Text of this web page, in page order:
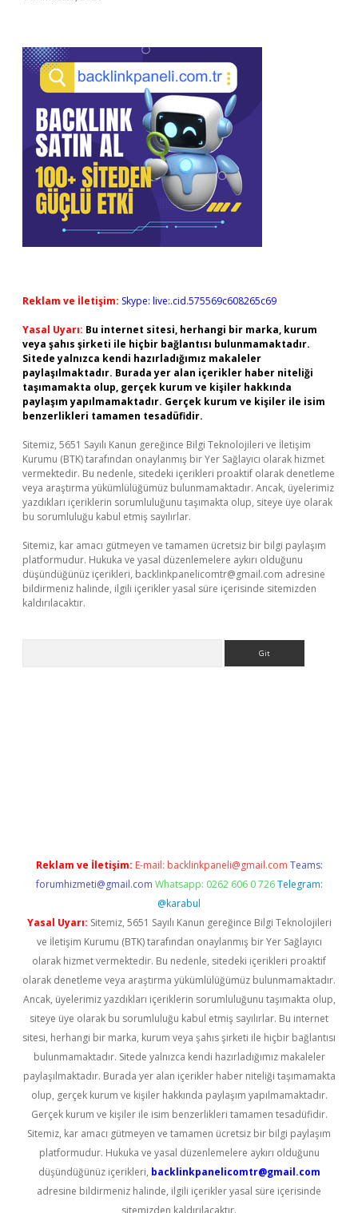
Reklam ve İletişim: Skype: live:.cid.575569c608265c69
Yasal Uyarı: Bu internet sitesi, herhangi bir marka, kurum
veya şahıs şirketi ile hiçbir bağlantısı bulunmamaktadır.
Sitede yalnızca kendi hazırladığımız makaleler
paylaşılmaktadır. Burada yer alan içerikler haber niteliği
taşımamakta olup, gerçek kurum ve kişiler hakkında
paylaşım yapılmamaktadır. Gerçek kurum ve kişiler ile isim
benzerlikleri tamamen tesadüfidir.
Sitemiz, 5651 Sayılı Kanun gereğince Bilgi Teknolojileri ve İletişim
Kurumu (BTK) tarafından onaylanmış bir Yer Sağlayıcı olarak hizmet
vermektedir. Bu nedenle, sitedeki içerikleri proaktif olarak denetleme
veya araştırma yükümlülüğümüz bulunmamaktadır. Ancak, üyelerimiz
yazdıkları içeriklerin sorumluluğunu taşımakta olup, siteye üye olarak
bu sorumluluğu kabul etmiş sayılırlar.
Sitemiz, kar amacı gütmeyen ve tamamen ücretsiz bir bilgi paylaşım
platformudur. Hukuka ve yasal düzenlemelere aykırı olduğunu
düşündüğünüz içerikleri, backlinkpanelicomtr@gmail.com adresine
bildirmeniz halinde, ilgili içerikler yasal süre içerisinde sitemizden
kaldırılacaktır.
Reklam ve İletişim: E-mail: backlinkpaneli@gmail.com Teams:
forumhizmeti@gmail.com Whatsapp: 0262 606 0 726 Telegram:
@karabul
Yasal Uyarı: Sitemiz, 5651 Sayılı Kanun gereğince Bilgi Teknolojileri
ve İletişim Kurumu (BTK) tarafından onaylanmış bir Yer Sağlayıcı
olarak hizmet vermektedir. Bu nedenle, sitedeki içerikleri proaktif
olarak denetleme veya araştırma yükümlülüğümüz bulunmamaktadır.
Ancak, üyelerimiz yazdıkları içeriklerin sorumluluğunu taşımakta olup,
siteye üye olarak bu sorumluluğu kabul etmiş sayılırlar. Bu internet
sitesi, herhangi bir marka, kurum veya şahıs şirketi ile hiçbir bağlantısı
bulunmamaktadır. Sitede yalnızca kendi hazırladığımız makaleler
paylaşılmaktadır. Burada yer alan içerikler haber niteliği taşımamakta
olup, gerçek kurum ve kişiler hakkında paylaşım yapılmamaktadır.
Gerçek kurum ve kişiler ile isim benzerlikleri tamamen tesadüfidir.
Sitemiz, kar amacı gütmeyen ve tamamen ücretsiz bir bilgi paylaşım
platformudur. Hukuka ve yasal düzenlemelere aykırı olduğunu
düşündüğünüz içerikleri, backlinkpanelicomtr@gmail.com
adresine bildirmeniz halinde, ilgili içerikler yasal süre içerisinde
sitemizden kaldırılacaktır.